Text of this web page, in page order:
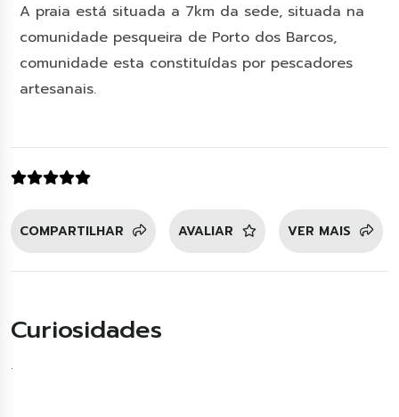
A praia está situada a 7km da sede, situada na
comunidade pesqueira de Porto dos Barcos,
comunidade esta constituídas por pescadores
artesanais.
COMPARTILHAR AVALIAR VER MAIS
Curiosidades
.